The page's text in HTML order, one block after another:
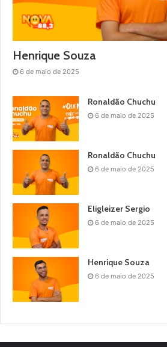
Henrique Souza
6 de maio de 2025
Ronaldão Chuchu
6 de maio de 2025
Ronaldão Chuchu
6 de maio de 2025
Eligleizer Sergio
6 de maio de 2025
Henrique Souza
6 de maio de 2025